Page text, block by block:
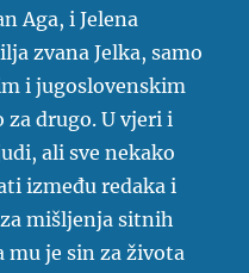
Aga, i Jelena
zvana Jelka, samo
i jugoslovenskim
drugo. U vjeri i
ali sve nekako
između redaka i
mišljenja sitnih
mu je sin za života